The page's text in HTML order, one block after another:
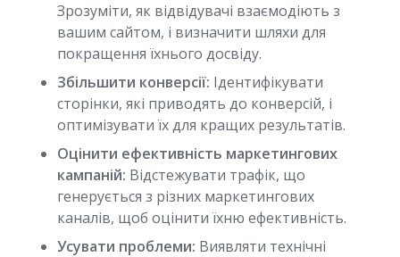
Зрозуміти, як відвідувачі взаємодіють з
вашим сайтом, і визначити шляхи для
покращення їхнього досвіду.
Збільшити конверсії: Ідентифікувати
сторінки, які приводять до конверсій, і
оптимізувати їх для кращих результатів.
Оцінити ефективність маркетингових
кампаній: Відстежувати трафік, що
генерується з різних маркетингових
каналів, щоб оцінити їхню ефективність.
Усувати проблеми: Виявляти технічні